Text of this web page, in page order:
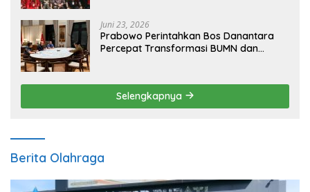
Juni 23, 2026
Prabowo Perintahkan Bos Danantara
Percepat Transformasi BUMN dan
Selengkapnya
Berita Olahraga